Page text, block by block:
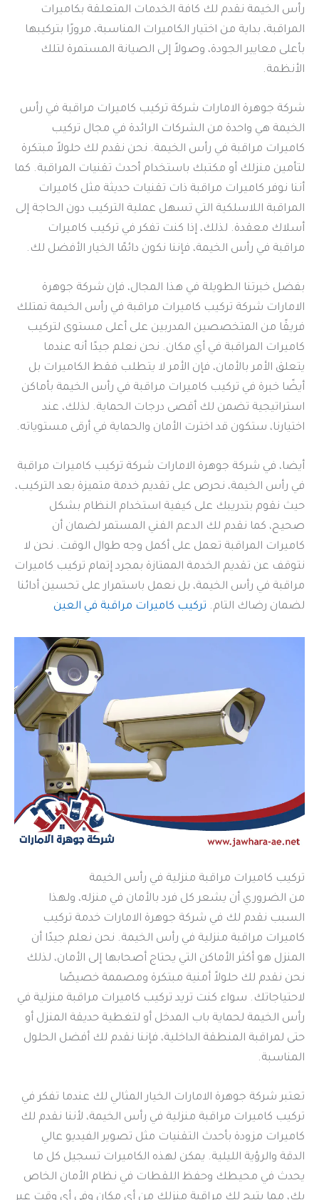
رأس الخيمة نقدم لك كافة الخدمات المتعلقة بكاميرات
المراقبة، بداية من اختيار الكاميرات المناسبة، مرورًا بتركيبها
بأعلى معايير الجودة، وصولاً إلى الصيانة المستمرة لتلك
الأنظمة.
شركة جوهرة الامارات شركة تركيب كاميرات مراقبة في رأس
الخيمة هي واحدة من الشركات الرائدة في مجال تركيب
كاميرات مراقبة في رأس الخيمة. نحن نقدم لك حلولاً مبتكرة
لتأمين منزلك أو مكتبك باستخدام أحدث تقنيات المراقبة. كما
أننا نوفر كاميرات مراقبة ذات تقنيات حديثة مثل كاميرات
المراقبة اللاسلكية التي تسهل عملية التركيب دون الحاجة إلى
أسلاك معقدة. لذلك، إذا كنت تفكر في تركيب كاميرات
مراقبة في رأس الخيمة، فإننا نكون دائمًا الخيار الأفضل لك.
بفضل خبرتنا الطويلة في هذا المجال، فإن شركة جوهرة
الامارات شركة تركيب كاميرات مراقبة في رأس الخيمة تمتلك
فريقًا من المتخصصين المدربين على أعلى مستوى لتركيب
كاميرات المراقبة في أي مكان. نحن نعلم جيدًا أنه عندما
يتعلق الأمر بالأمان، فإن الأمر لا يتطلب فقط الكاميرات بل
أيضًا خبرة في تركيب كاميرات مراقبة في رأس الخيمة بأماكن
استراتيجية تضمن لك أقصى درجات الحماية. لذلك، عند
اختيارنا، ستكون قد اخترت الأمان والحماية في أرقى مستوياته.
أيضا، في شركة جوهرة الامارات شركة تركيب كاميرات مراقبة
في رأس الخيمة، نحرص على تقديم خدمة متميزة بعد التركيب،
حيث نقوم بتدريبك على كيفية استخدام النظام بشكل
صحيح، كما نقدم لك الدعم الفني المستمر لضمان أن
كاميرات المراقبة تعمل على أكمل وجه طوال الوقت. نحن لا
نتوقف عن تقديم الخدمة الممتازة بمجرد إتمام تركيب كاميرات
مراقبة في رأس الخيمة، بل نعمل باستمرار على تحسين أدائنا
لضمان رضاك التام. تركيب كاميرات مراقبة في العين
تركيب كاميرات مراقبة منزلية في رأس الخيمة
من الضروري أن يشعر كل فرد بالأمان في منزله، ولهذا
السبب نقدم لك في شركة جوهرة الامارات خدمة تركيب
كاميرات مراقبة منزلية في رأس الخيمة. نحن نعلم جيدًا أن
المنزل هو أكثر الأماكن التي يحتاج أصحابها إلى الأمان، لذلك
نحن نقدم لك حلولاً أمنية مبتكرة ومصممة خصيصًا
لاحتياجاتك. سواء كنت تريد تركيب كاميرات مراقبة منزلية في
رأس الخيمة لحماية باب المدخل أو لتغطية حديقة المنزل أو
حتى لمراقبة المنطقة الداخلية، فإننا نقدم لك أفضل الحلول
المناسبة.
تعتبر شركة جوهرة الامارات الخيار المثالي لك عندما تفكر في
تركيب كاميرات مراقبة منزلية في رأس الخيمة، لأننا نقدم لك
كاميرات مزودة بأحدث التقنيات مثل تصوير الفيديو عالي
الدقة والرؤية الليلية. يمكن لهذه الكاميرات تسجيل كل ما
يحدث في محيطك وحفظ اللقطات في نظام الأمان الخاص